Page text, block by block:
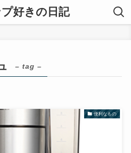
好きの日記
– tag –
便利なもの